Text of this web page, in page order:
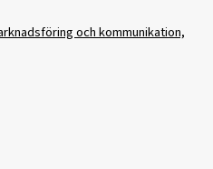
och kommunikation,